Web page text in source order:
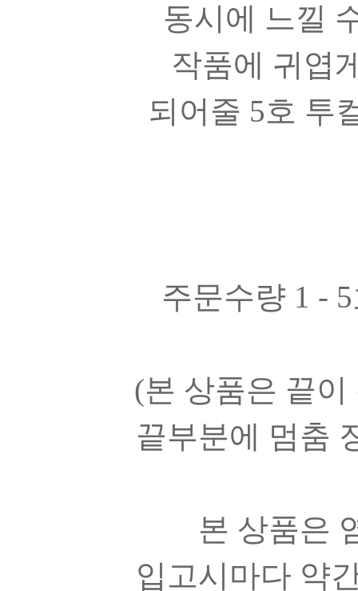
동시에 느낄
작품에 귀엽
되어줄 5호 투
주문수량 1 -
(본 상품은 끝
끝부분에 멈춤
본 상품은
입고시마다 약